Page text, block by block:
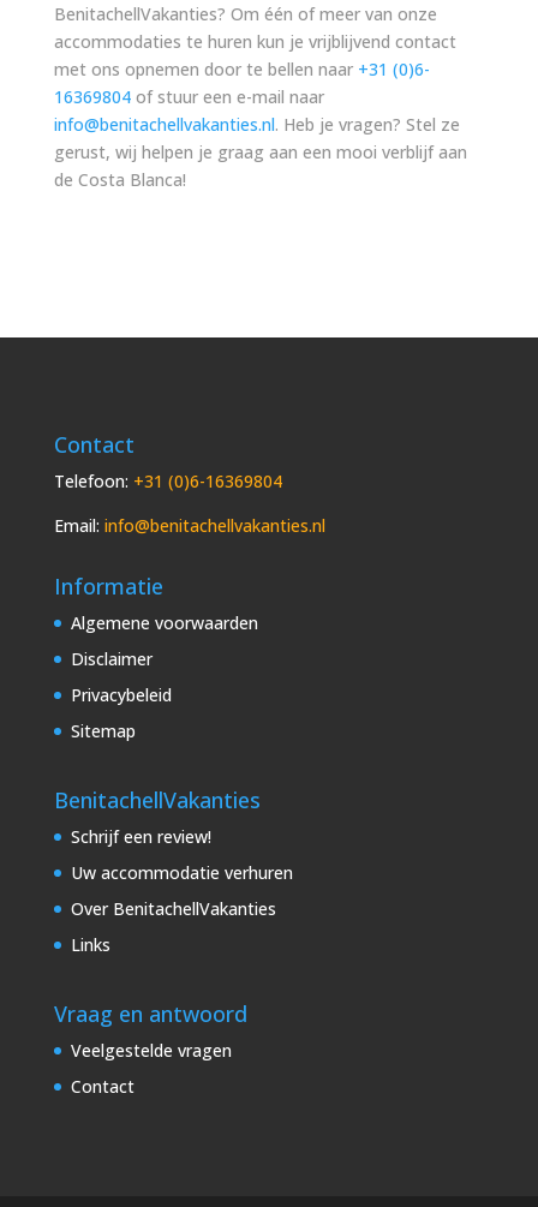
BenitachellVakanties? Om één of meer van onze
accommodaties te huren kun je vrijblijvend contact
met ons opnemen door te bellen naar +31 (0)6-
16369804of stuur een e-mail naar
info@benitachellvakanties.nl. Heb je vragen? Stel ze
gerust, wij helpen je graag aan een mooi verblijf aan
de Costa Blanca!
Contact
Telefoon: +31 (0)6-16369804
Email: info@benitachellvakanties.nl
Informatie
Algemene voorwaarden
Disclaimer
Privacybeleid
Sitemap
BenitachellVakanties
Schrijf een review!
Uw accommodatie verhuren
Over BenitachellVakanties
Links
Vraag en antwoord
Veelgestelde vragen
Contact